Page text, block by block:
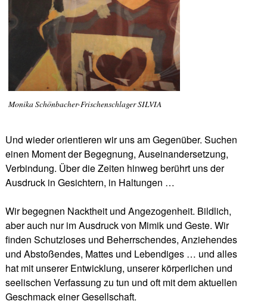
Monika Schönbacher-Frischenschlager SILVIA
Und wieder orientieren wir uns am Gegenüber. Suchen
einen Moment der Begegnung, Auseinandersetzung,
Verbindung. Über die Zeiten hinweg berührt uns der
Ausdruck in Gesichtern, in Haltungen …
Wir begegnen Nacktheit und Angezogenheit. Bildlich,
aber auch nur im Ausdruck von Mimik und Geste. Wir
finden Schutzloses und Beherrschendes, Anziehendes
und Abstoßendes, Mattes und Lebendiges … und alles
hat mit unserer Entwicklung, unserer körperlichen und
seelischen Verfassung zu tun und oft mit dem aktuellen
Geschmack einer Gesellschaft.